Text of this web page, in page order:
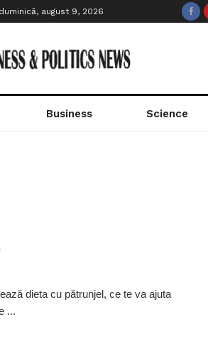
duminică, august 9, 2026
Business Science
dieta cu pătrunjel, ce te va ajuta
...